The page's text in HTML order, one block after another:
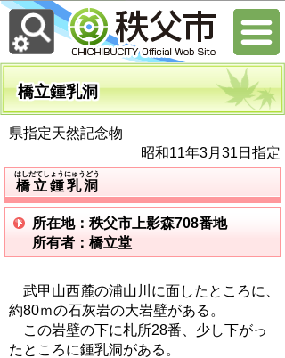
橋立鍾乳洞
県指定天然記念物
昭和11年3月31日指定
橋立鍾乳洞
はしだてしょうにゅうどう
所在地：秩父市上影森708番地
所有者：橋立堂
武甲山西麓の浦山川に面したところに、
約80ｍの石灰岩の大岩壁がある。
この岩壁の下に札所28番、少し下がっ
たところに鍾乳洞がある。